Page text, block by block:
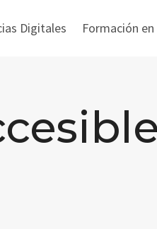
Digitales Formación